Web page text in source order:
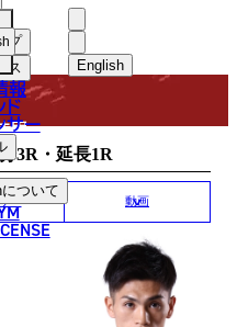
한국어
中文（简体）
中文（繁體）
プ
ス
報
ド
サー
について
English
果
3R・延長1R
ー 動画